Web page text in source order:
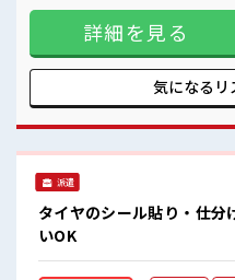
毎日の服選びに悩ま
きそう≫ 新しいことに
かり働く環境が整って
UP目指していきまし
悩まず気軽に相談できる、
気 明るすぎたり奇抜
ンチ♪ 時間があれば
詳細を見る
気になるリ
派遣
タイヤのシール貼り・仕
いOK